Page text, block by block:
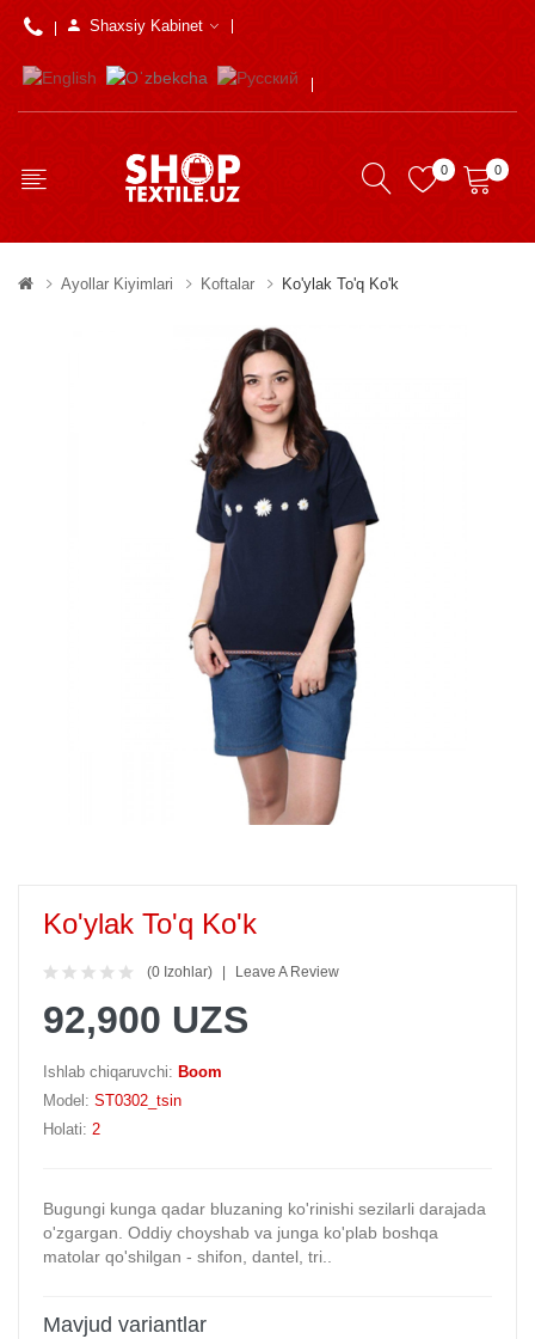
Shaxsiy Kabinet
0 0
Ayollar Kiyimlari Koftalar Ko'ylak To'q Ko'k
Ko'ylak To'q Ko'k
(0 Izohlar) Leave A Review
92,900 UZS
Ishlab chiqaruvchi: Boom
Model: ST0302_tsin
Holati: 2
Bugungi kunga qadar bluzaning ko'rinishi sezilarli darajada
o'zgargan. Oddiy choyshab va junga ko'plab boshqa
matolar qo'shilgan - shifon, dantel, tri..
Mavjud variantlar